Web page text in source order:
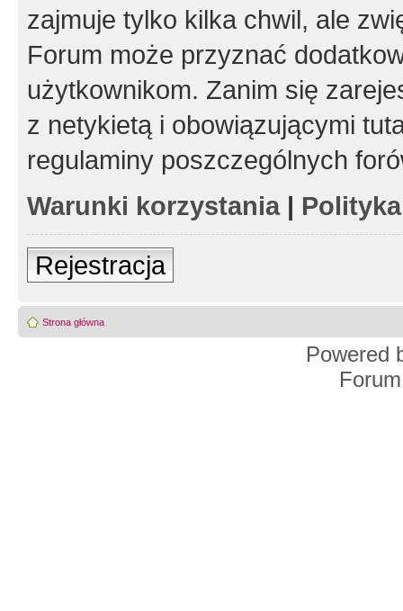
zajmuje tylko kilka chwil, ale
Forum może przyznać
użytkownikom. Zanim się
z netykietą i obowiązującymi
regulaminy poszczególnych
Warunki korzystania|
Rejestracja
Strona główna
Powered